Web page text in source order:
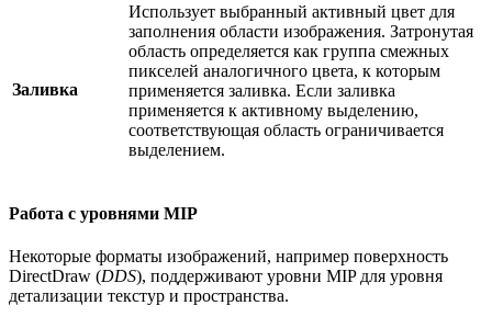
Заливка
Использует выбранный активный цвет для
заполнения области изображения. Затронутая
область определяется как группа смежных
пикселей аналогичного цвета, к которым
применяется заливка. Если заливка
применяется к активному выделению,
соответствующая область ограничивается
выделением.
Работа с уровнями MIP
Некоторые форматы изображений, например поверхность
DirectDraw (DDS), поддерживают уровни MIP для уровня
детализации текстур и пространства.